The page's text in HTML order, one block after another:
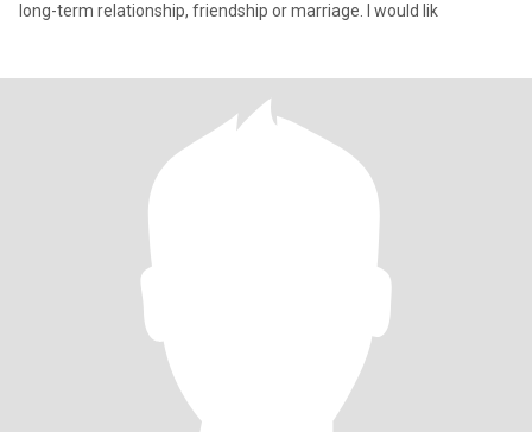
long-term relationship, friendship or marriage. I would lik